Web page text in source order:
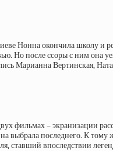
Нонна окончила школу и
Но после ссоры с ним она
Марианна Вертинская,
фильмах – экранизации
последнего. К тому
ставший впоследствии